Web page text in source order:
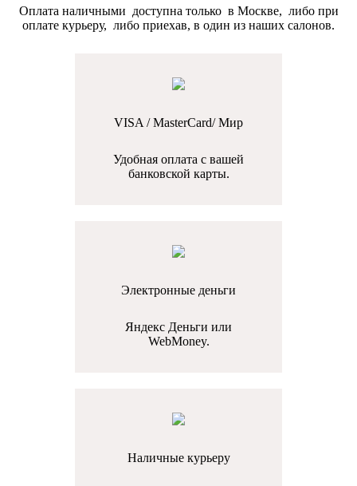
Оплата наличными доступна только в Москве, либо при
оплате курьеру, либо приехав, в один из наших салонов.
VISA / MasterCard/ Мир
Удобная оплата с вашей
банковской карты.
Электронные деньги
Яндекс Деньги или
WebMoney.
Наличные курьеру